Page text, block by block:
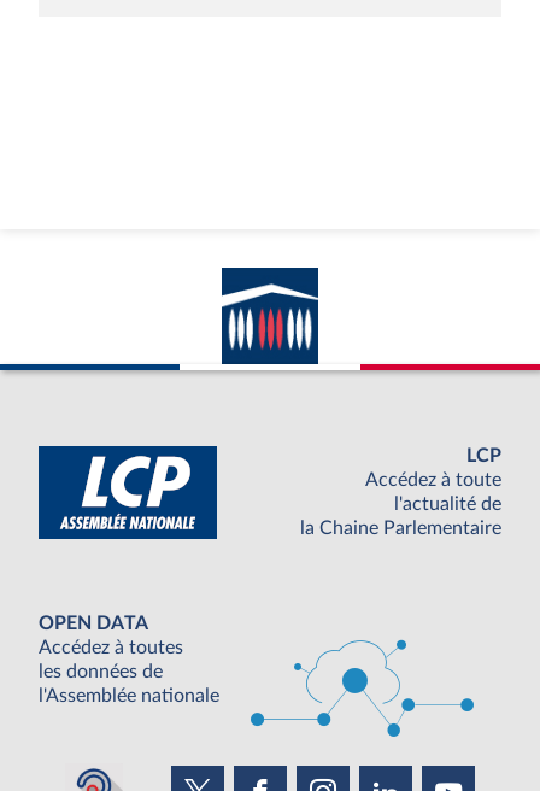
LCP
Accédez à toute
l'actualité de
la Chaine Parlementaire
OPEN DATA
Accédez à toutes
les données de
l'Assemblée nationale